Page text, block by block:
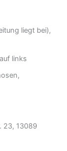
liegt bei),
links
23, 13089